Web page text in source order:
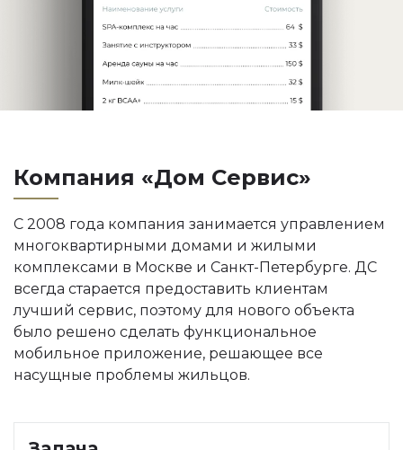
Компания «Дом Сервис»
С 2008 года компания занимается управлением
многоквартирными домами и жилыми
комплексами в Москве и Санкт-Петербурге. ДС
всегда старается предоставить клиентам
лучший сервис, поэтому для нового объекта
было решено сделать функциональное
мобильное приложение, решающее все
насущные проблемы жильцов.